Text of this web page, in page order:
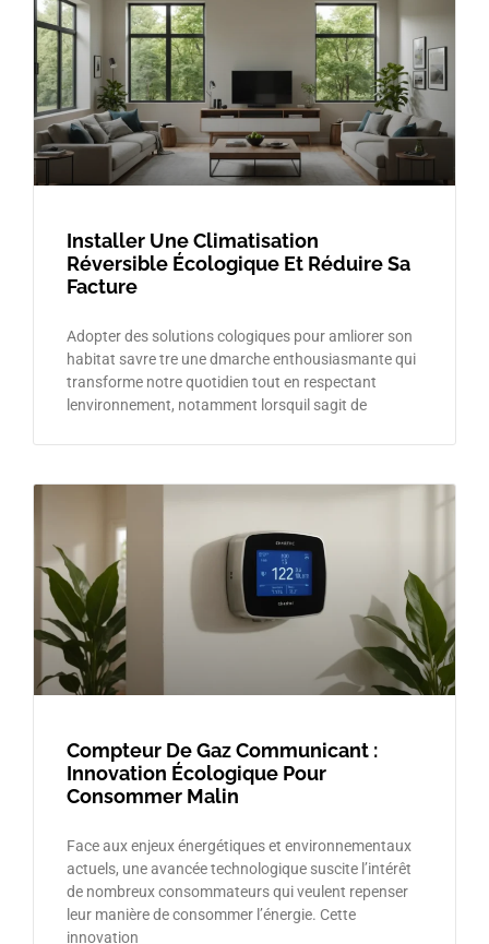
Installer Une Climatisation
Réversible Écologique Et Réduire Sa
Facture
Adopter des solutions cologiques pour amliorer son
habitat savre tre une dmarche enthousiasmante qui
transforme notre quotidien tout en respectant
lenvironnement, notamment lorsquil sagit de
Compteur De Gaz Communicant :
Innovation Écologique Pour
Consommer Malin
Face aux enjeux énergétiques et environnementaux
actuels, une avancée technologique suscite l’intérêt
de nombreux consommateurs qui veulent repenser
leur manière de consommer l’énergie. Cette
innovation